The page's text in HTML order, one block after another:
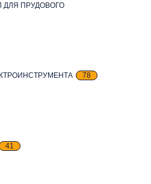
ДЛЯ ПРУДОВОГО
78
41